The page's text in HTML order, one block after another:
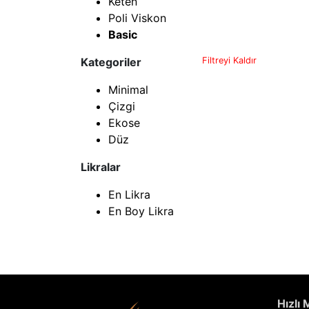
Poli Viskon
Basic
Kategoriler
Filtreyi Kaldır
Minimal
Çizgi
Ekose
Düz
Likralar
En Likra
En Boy Likra
Hızlı